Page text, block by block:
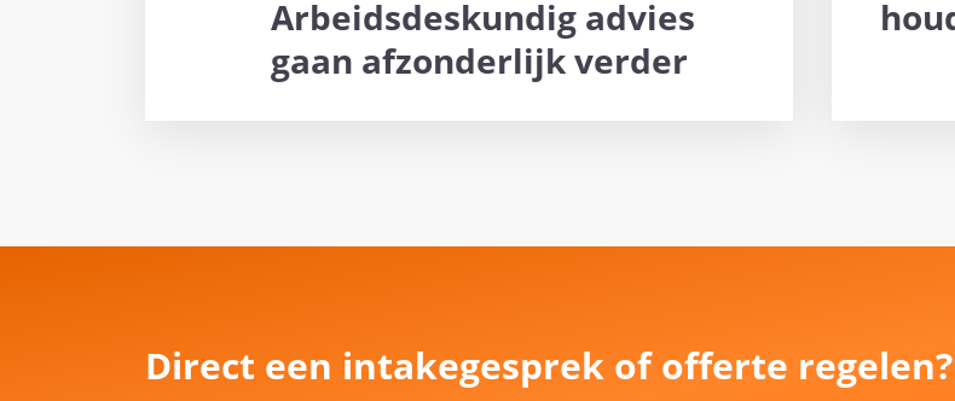
Arbeidsdeskundig advies
gaan afzonderlijk verder
Direct een intakegesprek of offerte regelen?